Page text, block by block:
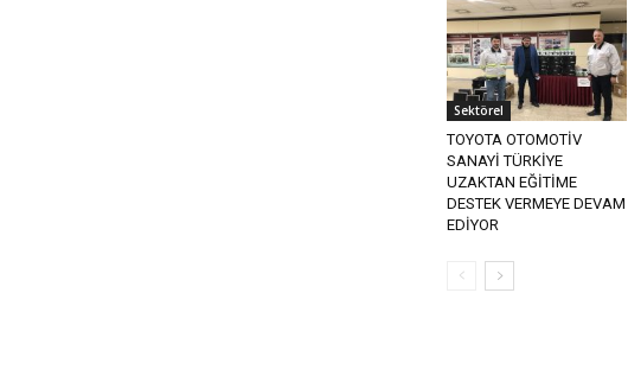
Sektörel
TOYOTA OTOMOTİV
SANAYİ TÜRKİYE
UZAKTAN EĞİTİME
DESTEK VERMEYE DEVAM
EDİYOR